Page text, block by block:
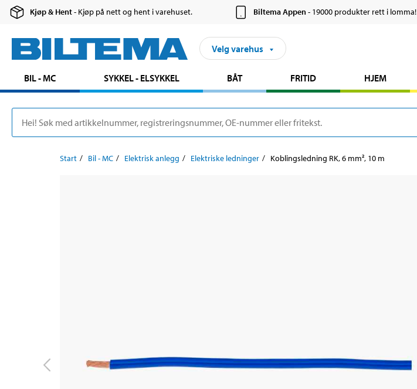
Kjøp & Hent- Kjøp på nett og hent i varehuset. Biltema Appen- 19000 produkter rett i lomma!
Velg varehus
BIL - MC SYKKEL - ELSYKKEL BÅT FRITID HJEM
Start Bil - MC Elektrisk anlegg Elektriske ledninger Koblingsledning RK, 6 mm², 10 m